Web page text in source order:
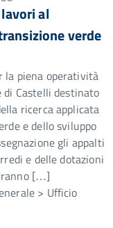
al
verde
la piena operatività
di Castelli destinato
ricerca applicata
e dello sviluppo
gli appalti
e delle dotazioni
[…]
> Ufficio